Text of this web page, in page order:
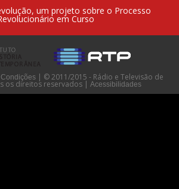
um projeto sobre o Processo
em Curso
| © 2011/2015 - Rádio e Televisão de
os direitos reservados | Acessibilidades